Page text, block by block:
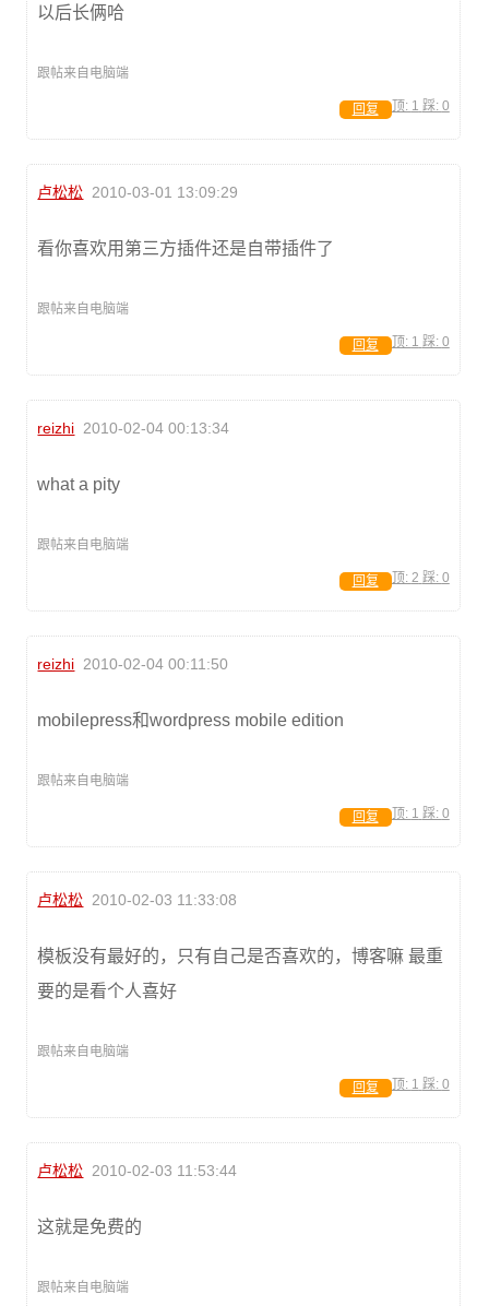
以后长俩哈
跟帖来自电脑端
顶: 1 踩: 0
回复
卢松松 2010-03-01 13:09:29
看你喜欢用第三方插件还是自带插件了
跟帖来自电脑端
顶: 1 踩: 0
回复
reizhi 2010-02-04 00:13:34
what a pity
跟帖来自电脑端
顶: 2 踩: 0
回复
reizhi 2010-02-04 00:11:50
mobilepress和wordpress mobile edition
跟帖来自电脑端
顶: 1 踩: 0
回复
卢松松 2010-02-03 11:33:08
模板没有最好的，只有自己是否喜欢的，博客嘛 最重
要的是看个人喜好
跟帖来自电脑端
顶: 1 踩: 0
回复
卢松松 2010-02-03 11:53:44
这就是免费的
跟帖来自电脑端